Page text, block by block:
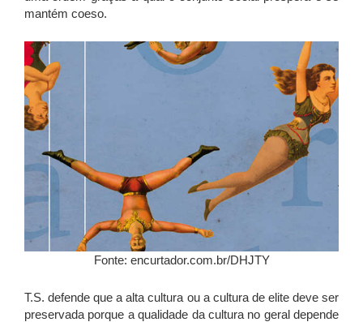
mantém coeso.
Fonte: encurtador.com.br/DHJTY
T.S. defende que a alta cultura ou a cultura de elite deve ser
preservada porque a qualidade da cultura no geral depende